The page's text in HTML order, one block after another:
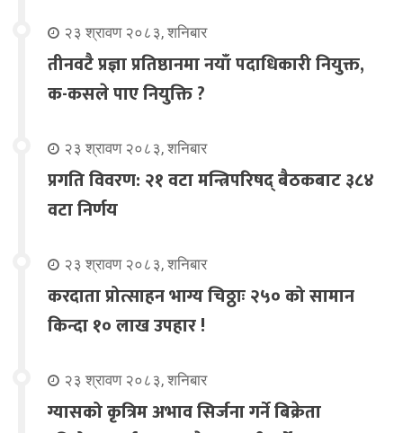
२३ श्रावण २०८३, शनिबार
तीनवटै प्रज्ञा प्रतिष्ठानमा नयाँ पदाधिकारी नियुक्त,
क-कसले पाए नियुक्ति ?
२३ श्रावण २०८३, शनिबार
प्रगति विवरण: २१ वटा मन्त्रिपरिषद् बैठकबाट ३८४
वटा निर्णय
२३ श्रावण २०८३, शनिबार
करदाता प्रोत्साहन भाग्य चिठ्ठाः २५० को सामान
किन्दा १० लाख उपहार !
२३ श्रावण २०८३, शनिबार
ग्यासको कृत्रिम अभाव सिर्जना गर्ने बिक्रेता